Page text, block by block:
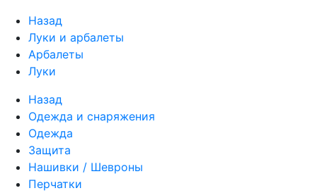
Назад
Луки и арбалеты
Арбалеты
Луки
Назад
Одежда и снаряжения
Одежда
Защита
Нашивки / Шевроны
Перчатки